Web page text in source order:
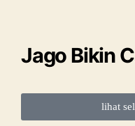
Jago Bikin
lihat